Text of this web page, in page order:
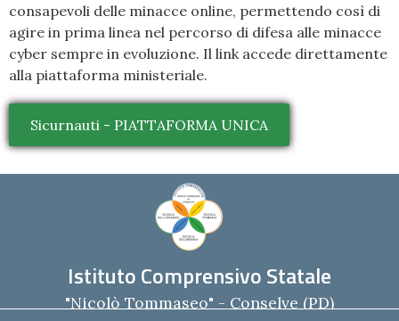
consapevoli delle minacce online, permettendo così di
agire in prima linea nel percorso di difesa alle minacce
cyber sempre in evoluzione. Il link accede direttamente
alla piattaforma ministeriale.
Sicurnauti - PIATTAFORMA UNICA
Istituto Comprensivo Statale
"Nicolò Tommaseo" - Conselve (PD)